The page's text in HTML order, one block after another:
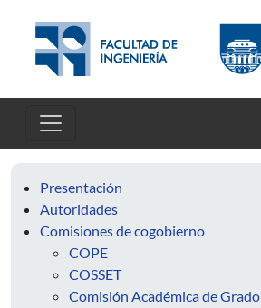
Presentación
Autoridades
Comisiones de cogobierno
COPE
COSSET
Comisión Académica de Grado